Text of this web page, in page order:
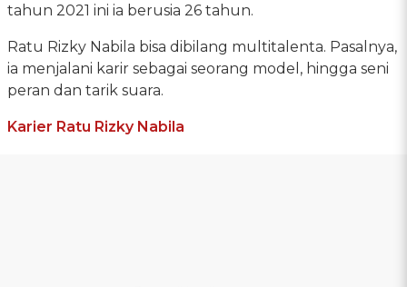
tahun 2021 ini ia berusia 26 tahun.
Ratu Rizky Nabila bisa dibilang multitalenta. Pasalnya,
ia menjalani karir sebagai seorang model, hingga seni
peran dan tarik suara.
Karier Ratu Rizky Nabila